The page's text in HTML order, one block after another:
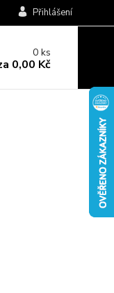
Přihlášení
0ks
0,00 Kč